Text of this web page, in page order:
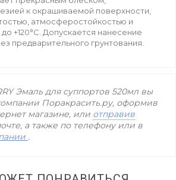
к окрашиваемой поверхности,
атмосферостойкостью и
+120°С. Допускается нанесение
предварительного грунтования.
Эмаль для суппортов 520мл вы
Поракрасить.ру, оформив
магазине, или отправив
а также по телефону или в
.